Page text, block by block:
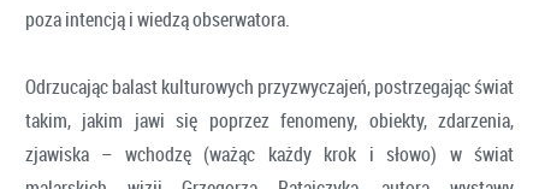
poza intencją i wiedzą obserwatora.
Odrzucając balast kulturowych przyzwyczajeń, postrzegając świat
takim, jakim jawi się poprzez fenomeny, obiekty, zdarzenia,
zjawiska – wchodzę (ważąc każdy krok i słowo) w świat